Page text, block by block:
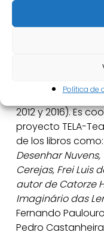
Política de
Desde 2017,
Estudios de
Nouvelle de
Academia de
miembro
de Escenografía
2012 y 2016). Es
proyecto TELA-
de los libros
Desenhar
Cerejas, Frei Luis
autor de Catorze
Imaginário das
Fernando
Pedro